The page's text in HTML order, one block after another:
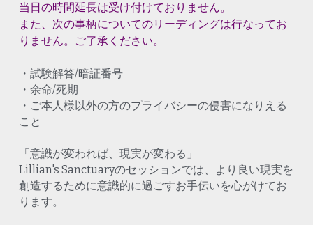
当日の時間延長は受け付けておりません。
また、次の事柄についてのリーディングは行なってお
りません。ご了承ください。
・試験解答/暗証番号
・余命/死期
・ご本人様以外の方のプライバシーの侵害になりえる
こと
「意識が変われば、現実が変わる」
Lillian's Sanctuaryのセッションでは、より良い現実を
創造するために意識的に過ごすお手伝いを心がけてお
ります。